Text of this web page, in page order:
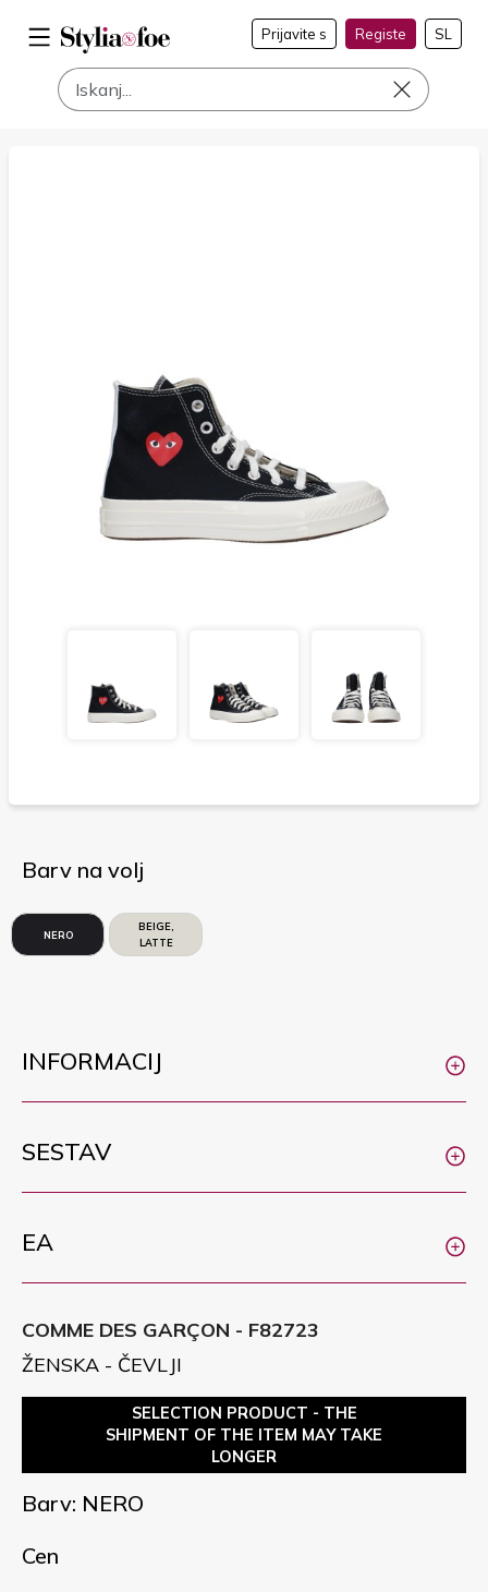
Prijavite s Registe SL
Barv na volj
NERO
BEIGE,
LATTE
INFORMACIJ
SESTAV
EA
COMME DES GARÇON - F82723
ŽENSKA - ČEVLJI
SELECTION PRODUCT - THE
SHIPMENT OF THE ITEM MAY TAKE
LONGER
Barv: NERO
Cen